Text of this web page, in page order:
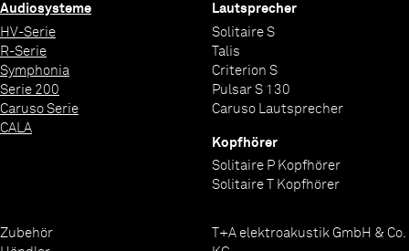
Audiosysteme
HV-Serie
R-Serie
Symphonia
Serie 200
Caruso Serie
CALA
Lautsprecher
Solitaire S
Talis
Criterion S
Pulsar S 130
Caruso Lautsprecher
Kopfhörer
Solitaire P Kopfhörer
Solitaire T Kopfhörer
Zubehör
T+A elektroakustik GmbH & Co.